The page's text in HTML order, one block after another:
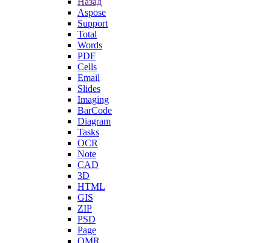
Aspose
Support
Total
Words
PDF
Cells
Email
Slides
Imaging
BarCode
Diagram
Tasks
OCR
Note
CAD
3D
HTML
GIS
ZIP
PSD
Page
OMR